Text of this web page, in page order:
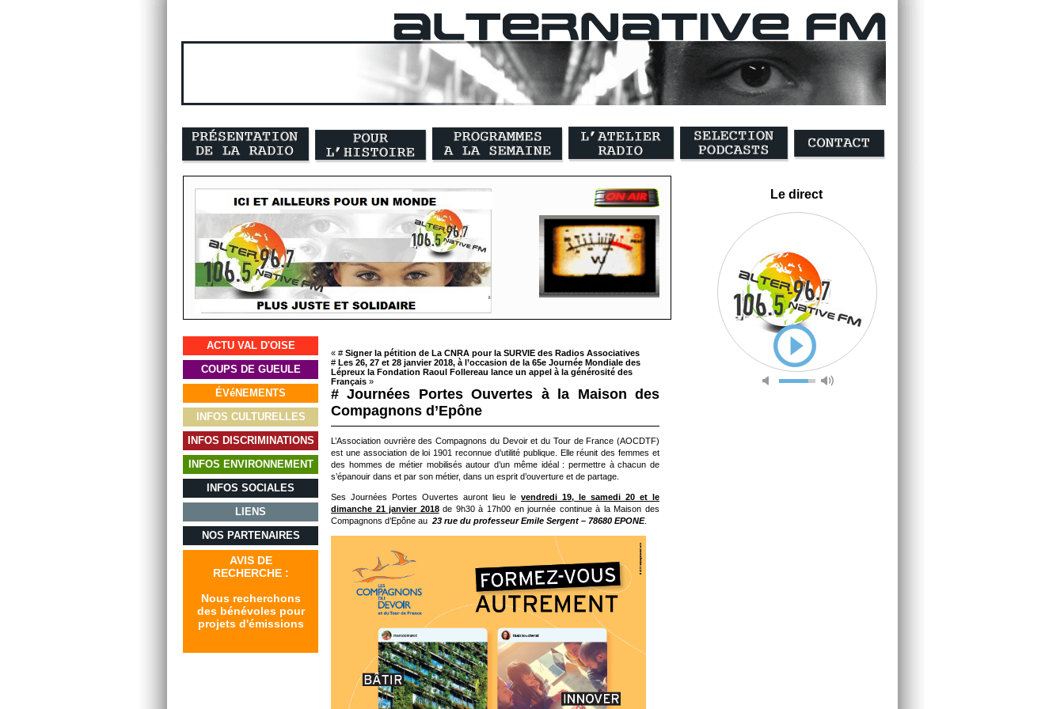
Le direct
ACTU VAL D'OISE
COUPS DE GUEULE
ÉVéNEMENTS
INFOS CULTURELLES
INFOS DISCRIMINATIONS
INFOS ENVIRONNEMENT
INFOS SOCIALES
LIENS
NOS PARTENAIRES
AVIS DE
RECHERCHE :
Nous recherchons
des bénévoles pour
projets d'émissions
« # Signer la pétition de La CNRA pour la SURVIE des Radios Associatives
# Les 26, 27 et 28 janvier 2018, à l’occasion de la 65e Journée Mondiale des
Lépreux la Fondation Raoul Follereau lance un appel à la générosité des
Français »
# Journées Portes Ouvertes à la Maison des
Compagnons d’Epône
L’Association ouvrière des Compagnons du Devoir et du Tour de France (AOCDTF)
est une association de loi 1901 reconnue d’utilité publique. Elle réunit des femmes et
des hommes de métier mobilisés autour d’un même idéal : permettre à chacun de
s’épanouir dans et par son métier, dans un esprit d’ouverture et de partage.
Ses Journées Portes Ouvertes auront lieu le vendredi 19, le samedi 20 et le
dimanche 21 janvier 2018de 9h30 à 17h00 en journée continue à la Maison des
Compagnons d’Epône au 23 rue du professeur Emile Sergent – 78680 EPONE.